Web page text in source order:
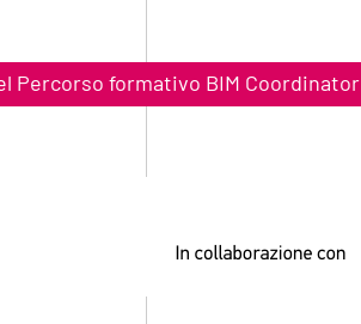
Percorso formativo BIM Coordinator